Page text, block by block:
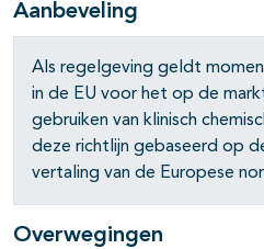
Aanbeveling
Als regelgeving geldt
in de EU voor het op de
gebruiken van klinisch
deze richtlijn gebaseerd op
vertaling van de Europese
Overwegingen